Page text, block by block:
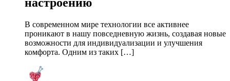
В современном мире технологии все активнее
проникают в нашу повседневную жизнь, создавая новые
возможности для индивидуализации и улучшения
комфорта. Одним из таких […]